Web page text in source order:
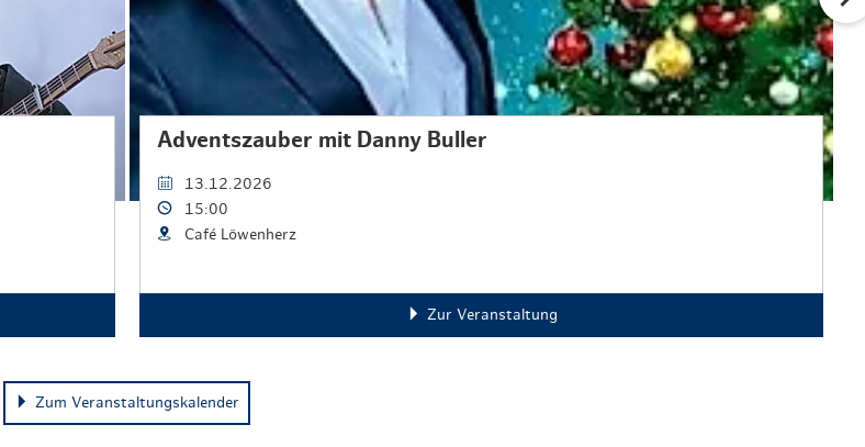
Adventszauber mit Danny Buller
13.12.2026
15:00
Café Löwenherz
Zur Veranstaltung
Zum Veranstaltungskalender